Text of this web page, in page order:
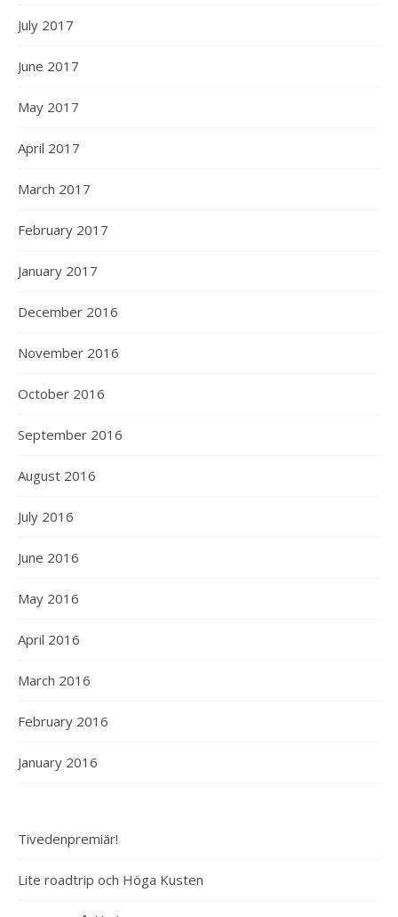
July 2017
June 2017
May 2017
April 2017
March 2017
February 2017
January 2017
December 2016
November 2016
October 2016
September 2016
August 2016
July 2016
June 2016
May 2016
April 2016
March 2016
February 2016
January 2016
Tivedenpremiär!
Lite roadtrip och Höga Kusten